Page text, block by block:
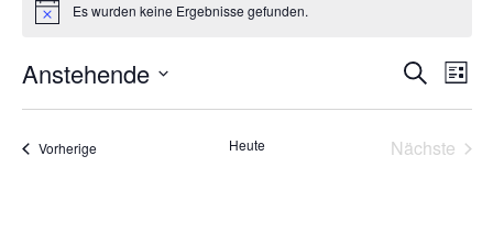
HinweisEs wurden keine Ergebnisse gefunden.
SUCHE
SucheListe
Anstehende
VorherigeVeranstaltungen Heute
Nächste